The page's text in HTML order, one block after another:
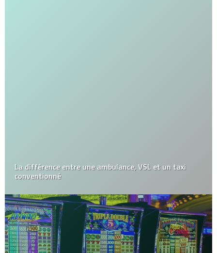
La différence entre une ambulance, VSL et un taxi
conventionné